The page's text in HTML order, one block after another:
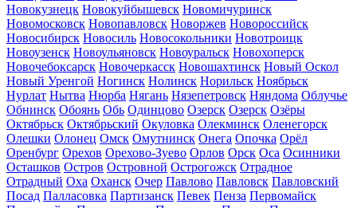
Новокузнецк Новокуйбышевск Новомичуринск
Новомосковск Новопавловск Новоржев Новороссийск
Новосибирск Новосиль Новосокольники Новотроицк
Новоузенск Новоульяновск Новоуральск Новохоперск
Новочебоксарск Новочеркасск Новошахтинск Новый Оскол
Новый Уренгой Ногинск Нолинск Норильск Ноябрьск
Нурлат Нытва Нюрба Нягань Нязепетровск Няндома Облучье
Обнинск Обоянь Обь Одинцово Озерск Озерск Озёры
Октябрьск Октябрьский Окуловка Олекминск Оленегорск
Олешки Олонец Омск Омутнинск Онега Опочка Орёл
Оренбург Орехов Орехово-Зуево Орлов Орск Оса Осинники
Осташков Остров Островной Острогожск Отрадное
Отрадный Оха Оханск Очер Павлово Павловск Павловский
Посад Палласовка Партизанск Певек Пенза Первомайск